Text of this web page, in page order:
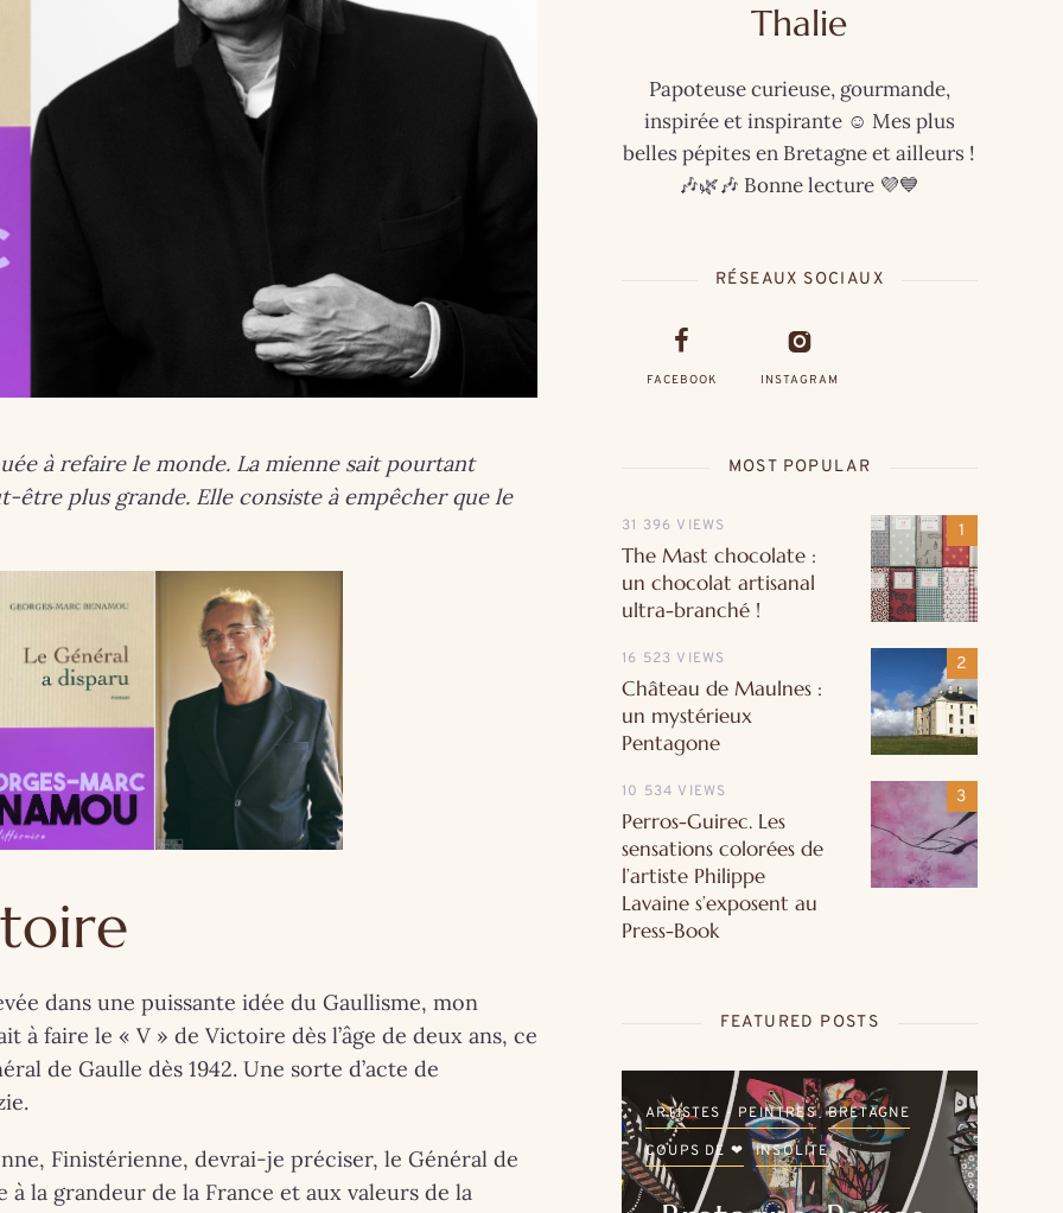
à refaire le monde. La mienne sait pourtant
être plus grande. Elle consiste à empêcher que le
dans une puissante idée du Gaullisme, mon
à faire le « V » de Victoire dès l’âge de deux ans, ce
de Gaulle dès 1942. Une sorte d’acte de
Finistérienne, devrai-je préciser, le Général de
la grandeur de la France et aux valeurs de la
Thalie
Papoteuse curieuse, gourmande,
inspirée et inspirante ☺️ Mes plus
belles pépites en Bretagne et ailleurs !
🎶🌿🎶 Bonne lecture 💜💙
RÉSEAUX SOCIAUX
FACEBOOK INSTAGRAM
MOST POPULAR
31 396 VIEWS
The Mast chocolate :
un chocolat artisanal
ultra-branché !
16 523 VIEWS
Château de Maulnes :
un mystérieux
Pentagone
10 534 VIEWS
Perros-Guirec. Les
sensations colorées de
l’artiste Philippe
Lavaine s’exposent au
Press-Book
FEATURED POSTS
LONDRES
MA VIE DE CHÂTEAU
ARTISTES - PEINTRES
BRETAGNE
COUPS DE ❤
INSOLITE